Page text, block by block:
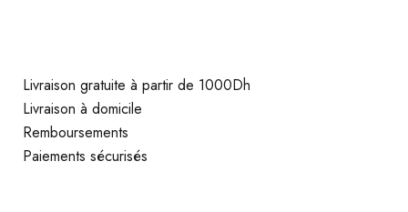
Livraison gratuite à partir de 1000Dh
Livraison à domicile
Remboursements
Paiements sécurisés